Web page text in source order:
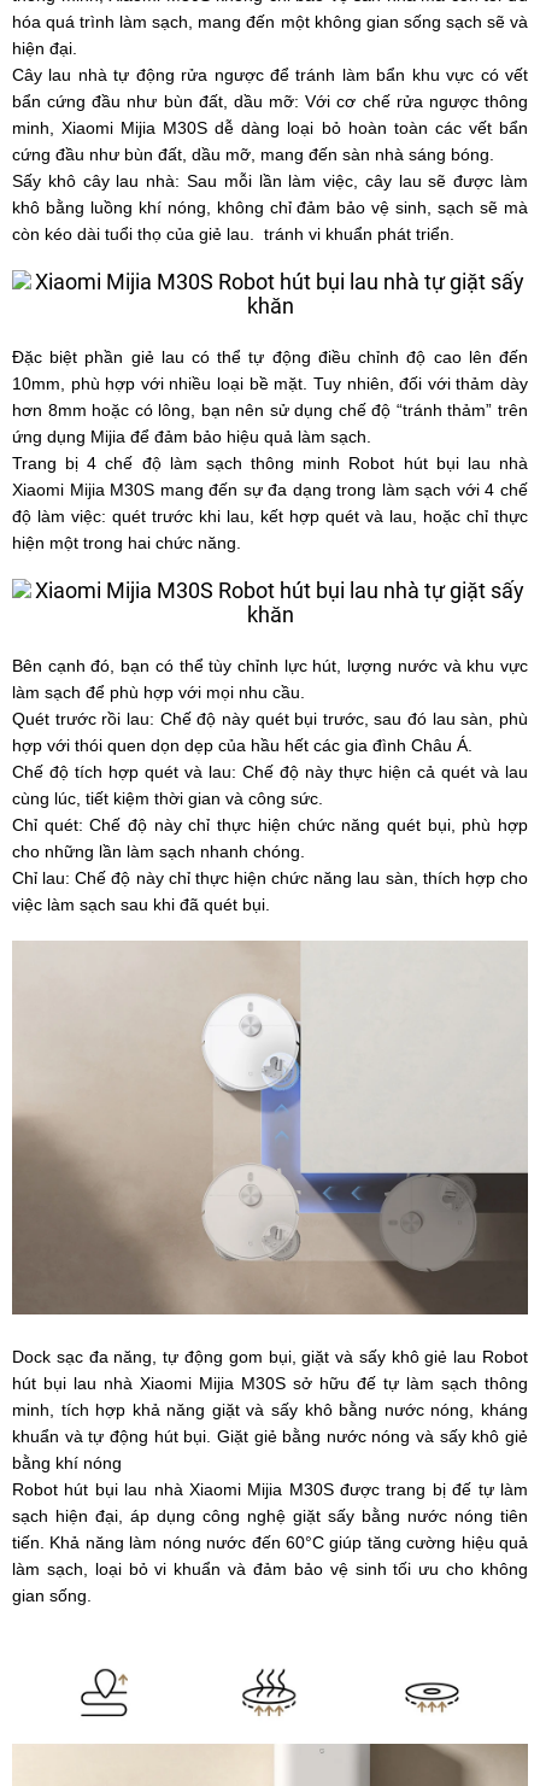
hóa quá trình làm sạch, mang đến một không gian sống sạch sẽ và
hiện đại.
Cây lau nhà tự động rửa ngược để tránh làm bẩn khu vực có vết
bẩn cứng đầu như bùn đất, dầu mỡ: Với cơ chế rửa ngược thông
minh, Xiaomi Mijia M30S dễ dàng loại bỏ hoàn toàn các vết bẩn
cứng đầu như bùn đất, dầu mỡ, mang đến sàn nhà sáng bóng.
Sấy khô cây lau nhà: Sau mỗi lần làm việc, cây lau sẽ được làm
khô bằng luồng khí nóng, không chỉ đảm bảo vệ sinh, sạch sẽ mà
còn kéo dài tuổi thọ của giẻ lau. tránh vi khuẩn phát triển.
Đặc biệt phần giẻ lau có thể tự động điều chỉnh độ cao lên đến
10mm, phù hợp với nhiều loại bề mặt. Tuy nhiên, đối với thảm dày
hơn 8mm hoặc có lông, bạn nên sử dụng chế độ “tránh thảm” trên
ứng dụng Mijia để đảm bảo hiệu quả làm sạch.
Trang bị 4 chế độ làm sạch thông minh Robot hút bụi lau nhà
Xiaomi Mijia M30S mang đến sự đa dạng trong làm sạch với 4 chế
độ làm việc: quét trước khi lau, kết hợp quét và lau, hoặc chỉ thực
hiện một trong hai chức năng.
Bên cạnh đó, bạn có thể tùy chỉnh lực hút, lượng nước và khu vực
làm sạch để phù hợp với mọi nhu cầu.
Quét trước rồi lau: Chế độ này quét bụi trước, sau đó lau sàn, phù
hợp với thói quen dọn dẹp của hầu hết các gia đình Châu Á.
Chế độ tích hợp quét và lau: Chế độ này thực hiện cả quét và lau
cùng lúc, tiết kiệm thời gian và công sức.
Chỉ quét: Chế độ này chỉ thực hiện chức năng quét bụi, phù hợp
cho những lần làm sạch nhanh chóng.
Chỉ lau: Chế độ này chỉ thực hiện chức năng lau sàn, thích hợp cho
việc làm sạch sau khi đã quét bụi.
Dock sạc đa năng, tự động gom bụi, giặt và sấy khô giẻ lau Robot
hút bụi lau nhà Xiaomi Mijia M30S sở hữu đế tự làm sạch thông
minh, tích hợp khả năng giặt và sấy khô bằng nước nóng, kháng
khuẩn và tự động hút bụi. Giặt giẻ bằng nước nóng và sấy khô giẻ
bằng khí nóng
Robot hút bụi lau nhà Xiaomi Mijia M30S được trang bị đế tự làm
sạch hiện đại, áp dụng công nghệ giặt sấy bằng nước nóng tiên
tiến. Khả năng làm nóng nước đến 60°C giúp tăng cường hiệu quả
làm sạch, loại bỏ vi khuẩn và đảm bảo vệ sinh tối ưu cho không
gian sống.